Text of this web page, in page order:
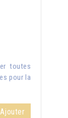
toutes
pour la
Ajouter